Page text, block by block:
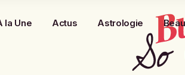
la Une Actus Astrologie